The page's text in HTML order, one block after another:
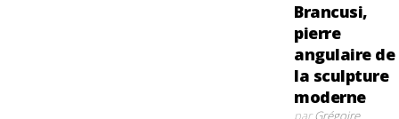
Brancusi,
pierre
angulaire de
la sculpture
moderne
parGrégoire